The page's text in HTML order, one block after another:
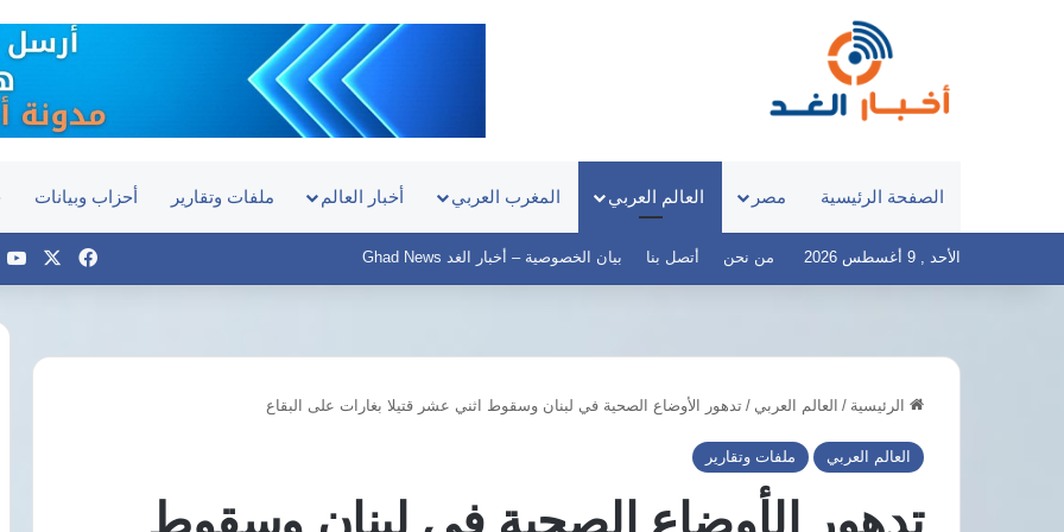
الصفحة الرئيسية مصر العالم العربي المغرب العربي أخبار العالم ملفات وتقارير أحزاب وبيانات
الأحد , 9 أغسطس 2026 من نحن أتصل بنا بيان الخصوصية – أخبار الغد Ghad News فيسبوك
الرئيسية / العالم العربي / تدهور الأوضاع الصحية في لبنان وسقوط اثني عشر قتيلا بغارات على البقاع
العالم العربي ملفات وتقارير
الثالثة
دعوى